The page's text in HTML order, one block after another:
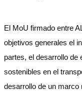
El MoU firmado entre
objetivos generales el
partes, el desarrollo de
sostenibles en el
desarrollo de un marco